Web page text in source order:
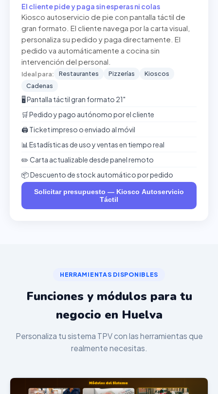
El cliente pide y paga sin esperas ni colas
Kiosco autoservicio de pie con pantalla táctil de
gran formato. El cliente navega por la carta visual,
personaliza su pedido y paga directamente. El
pedido va automáticamente a cocina sin
intervención del personal.
Ideal para: Restaurantes Pizzerías
Kioscos
Cadenas
🖥️ Pantalla táctil gran formato 21"
🛒 Pedido y pago autónomo por el cliente
🖨️ Ticket impreso o enviado al móvil
📊 Estadísticas de uso y ventas en tiempo real
✏️ Carta actualizable desde panel remoto
📦 Descuento de stock automático por pedido
Solicitar presupuesto — Kiosco Autoservicio
Táctil
HERRAMIENTAS DISPONIBLES
Funciones y módulos para tu
negocio en Huelva
Personaliza tu sistema TPV con las herramientas que
realmente necesitas.